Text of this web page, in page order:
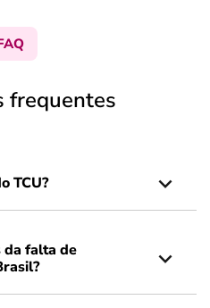
frequentes
TCU?
da falta de